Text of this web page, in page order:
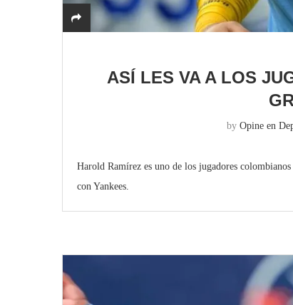
ASÍ LES VA A LOS
by Opine en
Harold Ramírez es uno de los jugadores
con Yankees.